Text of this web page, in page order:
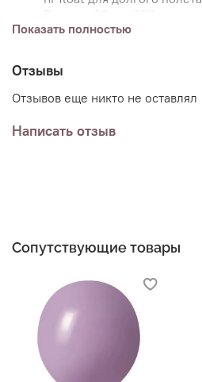
комментариях пожелания.
Показать полностью
Отзывы
Отзывов еще никто не оставлял
Написать отзыв
Сопутствующие товары